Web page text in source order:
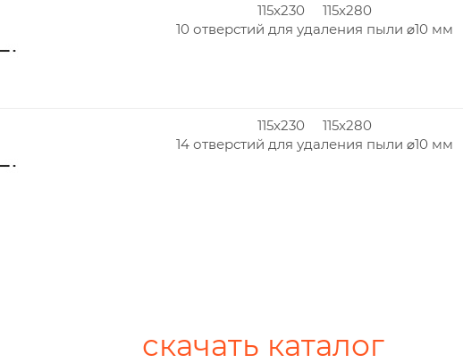
115x230 115x280
10 отверстий для удаления пыли ⌀10 мм
115x230 115x280
14 отверстий для удаления пыли ⌀10 мм
скачать каталог